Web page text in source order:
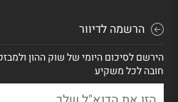
הרשמה לדיוור
הירשם לסיכום היומי של שוק ההון
חובה לכל משקיע